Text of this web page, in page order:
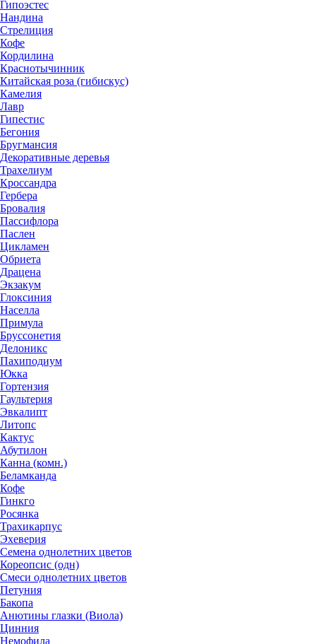
Гипоэстес
Нандина
Стрелиция
Кофе
Кордилина
Краснотычинник
Китайская роза (гибискус)
Камелия
Лавр
Гипестис
Бегония
Бругмансия
Декоративные деревья
Трахелиум
Кроссандра
Гербера
Бровалия
Пассифлора
Паслен
Цикламен
Обриета
Драцена
Экзакум
Глоксиния
Населла
Примула
Бруссонетия
Делоникс
Пахиподиум
Юкка
Гортензия
Гаультерия
Эвкалипт
Литопс
Кактус
Абутилон
Канна (комн.)
Беламканда
Кофе
Гинкго
Росянка
Трахикарпус
Эхеверия
Семена однолетних цветов
Кореопсис (одн)
Смеси однолетних цветов
Петуния
Бакопа
Анютины глазки (Виола)
Цинния
Немофила